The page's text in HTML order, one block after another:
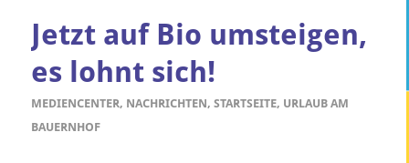
Jetzt auf Bio umsteigen,
es lohnt sich!
MEDIENCENTER, NACHRICHTEN, STARTSEITE, URLAUB AM
BAUERNHOF